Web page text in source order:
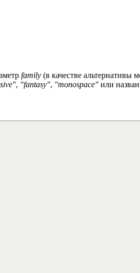
family (в качестве альтернативы
, "fantasy", "monospace" или